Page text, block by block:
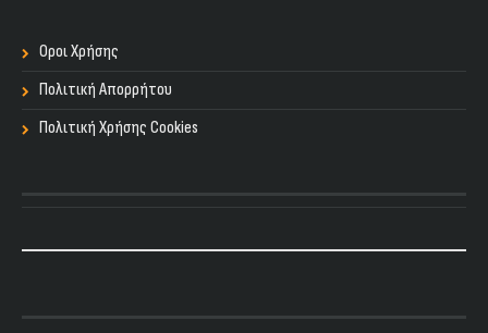
Οροι Χρήσης
Πολιτική Απορρήτου
Πολιτική Χρήσης Cookies